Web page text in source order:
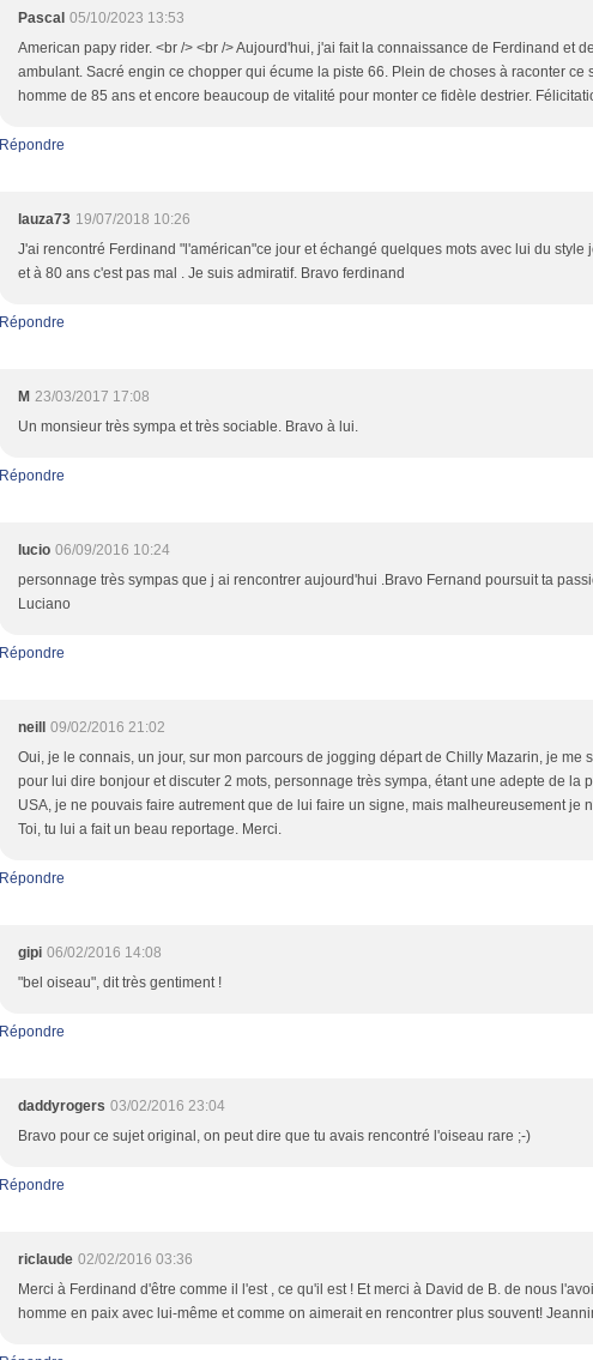
Pascal 05/10/2023 13:53
American papy rider. <br /> <br /> Aujourd'hui, j'ai fait la connaissance de Ferdinand et
ambulant. Sacré engin ce chopper qui écume la piste 66. Plein de choses à raconter ce
homme de 85 ans et encore beaucoup de vitalité pour monter ce fidèle destrier.
Répondre
lauza73 19/07/2018 10:26
J'ai rencontré Ferdinand "l'américan"ce jour et échangé quelques mots avec lui du style
et à 80 ans c'est pas mal . Je suis admiratif. Bravo ferdinand
Répondre
M 23/03/2017 17:08
Un monsieur très sympa et très sociable. Bravo à lui.
Répondre
lucio 06/09/2016 10:24
personnage très sympas que j ai rencontrer aujourd'hui .Bravo Fernand poursuit ta
Luciano
Répondre
neill
09/02/2016 21:02
Oui, je le connais, un jour, sur mon parcours de jogging départ de Chilly Mazarin, je me
pour lui dire bonjour et discuter 2 mots, personnage très sympa, étant une adepte de la
USA, je ne pouvais faire autrement que de lui faire un signe, mais malheureusement je
Toi, tu lui a fait un beau reportage. Merci.
Répondre
gipi 06/02/2016 14:08
"bel oiseau", dit très gentiment !
Répondre
daddyrogers 03/02/2016 23:04
Bravo pour ce sujet original, on peut dire que tu avais rencontré l'oiseau rare ;-)
Répondre
riclaude 02/02/2016 03:36
Merci à Ferdinand d'être comme il l'est , ce qu'il est ! Et merci à David de B. de nous
homme en paix avec lui-même et comme on aimerait en rencontrer plus souvent!